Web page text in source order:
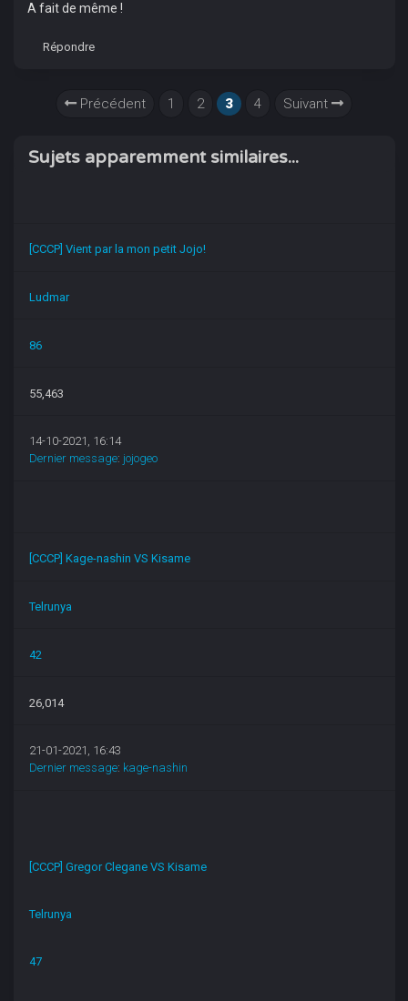
A fait de même !
Répondre
Précédent 1 2 3 4 Suivant
Sujets apparemment similaires...
[CCCP] Vient par la mon petit Jojo!
Ludmar
86
55,463
14-10-2021, 16:14
Dernier message: jojogeo
[CCCP] Kage-nashin VS Kisame
Telrunya
42
26,014
21-01-2021, 16:43
Dernier message: kage-nashin
[CCCP] Gregor Clegane VS Kisame
Telrunya
47